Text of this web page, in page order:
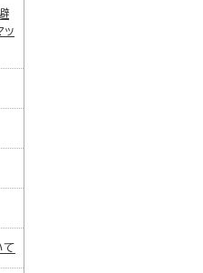
ッ
て